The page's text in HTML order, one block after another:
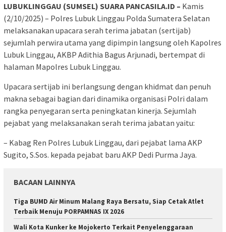
LUBUKLINGGAU (SUMSEL) SUARA PANCASILA.ID – Kamis
(2/10/2025) – Polres Lubuk Linggau Polda Sumatera Selatan
melaksanakan upacara serah terima jabatan (sertijab)
sejumlah perwira utama yang dipimpin langsung oleh Kapolres
Lubuk Linggau, AKBP Adithia Bagus Arjunadi, bertempat di
halaman Mapolres Lubuk Linggau.
Upacara sertijab ini berlangsung dengan khidmat dan penuh
makna sebagai bagian dari dinamika organisasi Polri dalam
rangka penyegaran serta peningkatan kinerja. Sejumlah
pejabat yang melaksanakan serah terima jabatan yaitu:
– Kabag Ren Polres Lubuk Linggau, dari pejabat lama AKP
Sugito, S.Sos. kepada pejabat baru AKP Dedi Purma Jaya.
BACAAN LAINNYA
Tiga BUMD Air Minum Malang Raya Bersatu, Siap Cetak Atlet
Terbaik Menuju PORPAMNAS IX 2026
Wali Kota Kunker ke Mojokerto Terkait Penyelenggaraan